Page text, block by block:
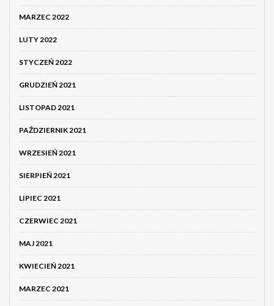
MARZEC 2022
LUTY 2022
STYCZEŃ 2022
GRUDZIEŃ 2021
LISTOPAD 2021
PAŹDZIERNIK 2021
WRZESIEŃ 2021
SIERPIEŃ 2021
LIPIEC 2021
CZERWIEC 2021
MAJ 2021
KWIECIEŃ 2021
MARZEC 2021